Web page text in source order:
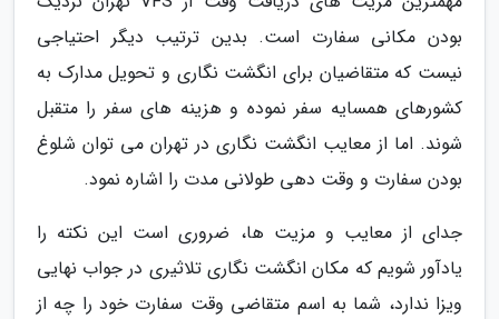
بودن مکانی سفارت است. بدین ترتیب دیگر احتیاجی
نیست که متقاضیان برای انگشت نگاری و تحویل مدارک به
کشورهای همسایه سفر نموده و هزینه های سفر را متقبل
شوند. اما از معایب انگشت نگاری در تهران می توان شلوغ
بودن سفارت و وقت دهی طولانی مدت را اشاره نمود.
جدای از معایب و مزیت ها، ضروری است این نکته را
یادآور شویم که مکان انگشت نگاری تلاثیری در جواب نهایی
ویزا ندارد، شما به اسم متقاضی وقت سفارت خود را چه از